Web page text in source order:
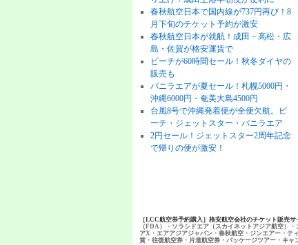
春秋航空日本で国内線が737円再び！8
月下旬のチケット予約が激安
春秋航空日本が就航！成田－高松・広
島・佐賀が格安運賃で
ピーチが60時間セール！秋冬ダイヤの
販売も
バニラエアが夏セール！札幌5000円・
沖縄6000円・奄美大島4500円
台風8号で沖縄発着便が全便欠航。ピ
ーチ・ジェットスター・バニラエア
2円セール！ジェットスター2周年記念
で帰りの便が激安！
［LCC航空券予約購入］格安航空会社のチケット販売サ
（FDA）・ソラシドエア（スカイネットアジア航空）
アX・エアアジアジャパン・春秋航空・ジンエアー・テ
賃・往復航空券・片道航空券・パッケージツアー・キ